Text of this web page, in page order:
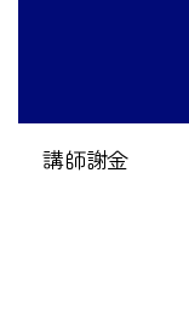
講師謝金